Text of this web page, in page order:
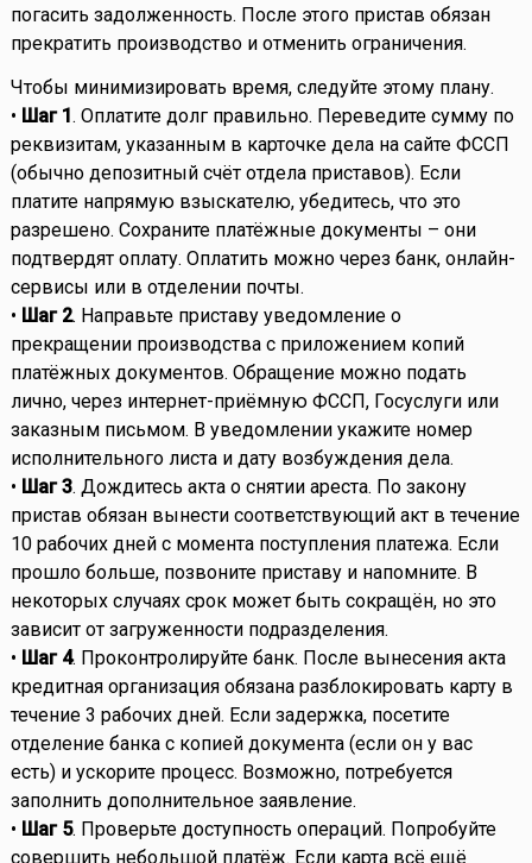
погасить задолженность. После этого пристав обязан
прекратить производство и отменить ограничения.
Чтобы минимизировать время, следуйте этому плану.
• Шаг 1 . Оплатите долг правильно. Переведите сумму по
реквизитам, указанным в карточке дела на сайте ФССП
(обычно депозитный счёт отдела приставов). Если
платите напрямую взыскателю, убедитесь, что это
разрешено. Сохраните платёжные документы – они
подтвердят оплату. Оплатить можно через банк, онлайн-
сервисы или в отделении почты.
• Шаг 2. Направьте приставу уведомление о
прекращении производства с приложением копий
платёжных документов. Обращение можно подать
лично, через интернет-приёмную ФССП, Госуслуги или
заказным письмом. В уведомлении укажите номер
исполнительного листа и дату возбуждения дела.
• Шаг 3. Дождитесь акта о снятии ареста. По закону
пристав обязан вынести соответствующий акт в течение
10 рабочих дней с момента поступления платежа. Если
прошло больше, позвоните приставу и напомните. В
некоторых случаях срок может быть сокращён, но это
зависит от загруженности подразделения.
• Шаг 4. Проконтролируйте банк. После вынесения акта
кредитная организация обязана разблокировать карту в
течение 3 рабочих дней. Если задержка, посетите
отделение банка с копией документа (если он у вас
есть) и ускорите процесс. Возможно, потребуется
заполнить дополнительное заявление.
• Шаг 5. Проверьте доступность операций. Попробуйте
совершить небольшой платёж. Если карта всё ещё